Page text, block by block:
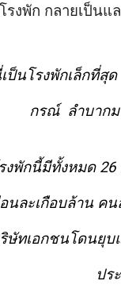
รงพัก กลายเป็น
เป็นโรงพักเล็กที่
กรณ์ ลำบากม
งพักนี้มีทั้งหมด
อนละเกือบล้าน
ษัทเอกชนโดนยุบ
ปร